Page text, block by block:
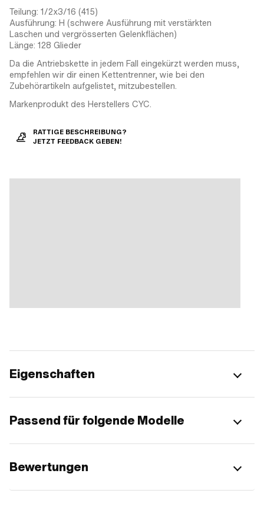
Teilung: 1/2x3/16 (415)
Ausführung: H (schwere Ausführung mit verstärkten
Laschen und vergrösserten Gelenkflächen)
Länge: 128 Glieder
Da die Antriebskette in jedem Fall eingekürzt werden muss,
empfehlen wir dir einen Kettentrenner, wie bei den
Zubehörartikeln aufgelistet, mitzubestellen.
Markenprodukt des Herstellers CYC.
RATTIGE BESCHREIBUNG?
JETZT FEEDBACK GEBEN!
Eigenschaften
Passend für folgende Modelle
Bewertungen